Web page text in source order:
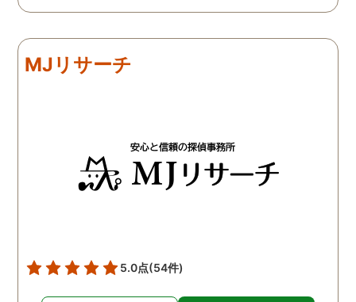
MJリサーチ
5.0点(54件)